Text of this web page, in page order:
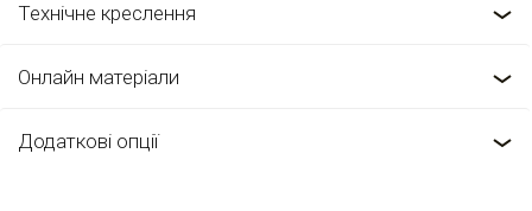
Технічне креслення
Онлайн матеріали
Додаткові опції